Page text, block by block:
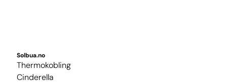
Solbua.no
Thermokobling
Cinderella